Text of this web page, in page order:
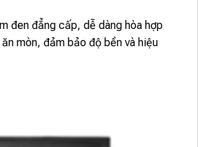
đen đẳng cấp, dễ dàng hòa hợp
mòn, đảm bảo độ bền và hiệu